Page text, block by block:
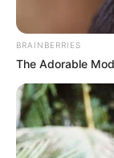
BRAINBERRIES
The Adorable